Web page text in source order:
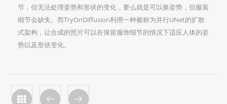
节，但无法处理姿势和形状的变化，要么就是可以换姿势，但服装
细节会缺失。而TryOnDiffusion利用一种被称为并行UNet的扩散
式架构，让合成的照片可以在保留服饰细节的情况下适应人体的姿
势以及形状变化。